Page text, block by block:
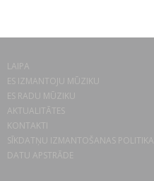
LAIPA
ES IZMANTOJU MŪZIKU
ES RADU MŪZIKU
AKTUALITĀTES
KONTAKTI
SĪKDATŅU IZMANTOŠANAS POLITIKA
DATU APSTRĀDE